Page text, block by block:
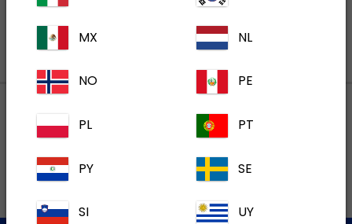
Lokalne adrese
MX NL
NO PE
PL PT
PY SE
SI UY